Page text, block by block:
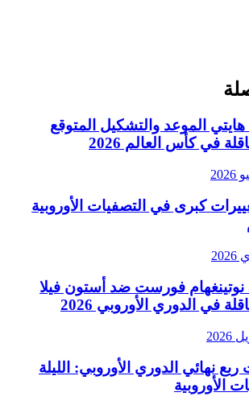
هايتي الموعد والتشكيل المتوقع
في كأس العالم 2026
كبرى في التصفيات الأوروبية
نوتينغهام فورست ضد أستون فيلا
في الدوري الأوروبي 2026
ربع نهائي الدوري الأوروبي: الليلة
الأوروبية